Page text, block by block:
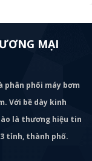
MẠI
phân phối máy bơm
Với bề dày kinh
là thương hiệu tin
tỉnh, thành phố.